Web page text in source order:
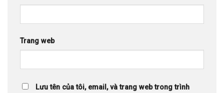
Trang web
Lưu tên của tôi, email, và trang web trong trình